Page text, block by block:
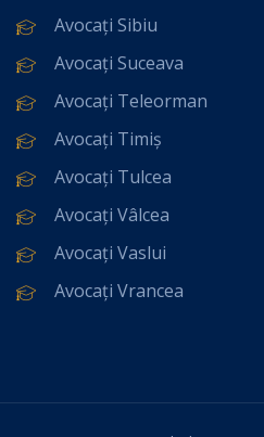
Avocați Sibiu
Avocați Suceava
Avocați Teleorman
Avocați Timiș
Avocați Tulcea
Avocați Vâlcea
Avocați Vaslui
Avocați Vrancea